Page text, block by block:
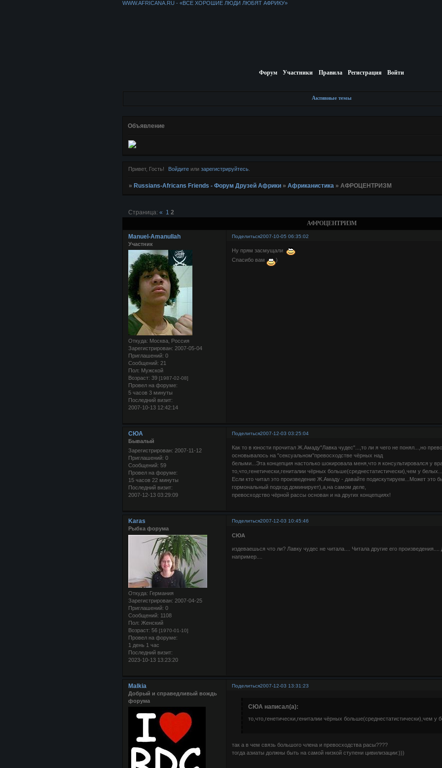
WWW.AFRICANA.RU - «ВСЕ ХОРОШИЕ ЛЮДИ ЛЮБЯТ АФРИКУ»
Форум Участники Правила Регистрация Войти
Активные темы
Объявление
Привет, Гость! Войдите или зарегистрируйтесь
» Russians-Africans Friends - Форум Друзей Африки » Африканистика » АФРОЦЕНТРИЗМ
АФРОЦЕНТРИЗМ
Страница: « 1 2
Поделиться2007-10-05 06:35:02
Manuel-Amanullah
Участник
Откуда: Москва, Россия
Зарегистрирован: 2007-05-04
Приглашений: 0
Сообщений: 21
Пол: Мужской
Возраст: 39 [1987-02-08]
Провел на форуме:
5 часов 3 минуты
Последний визит:
2007-10-13 12:42:14
Ну прям засмущали
Спасибо вам
)
Поделиться2007-12-03 03:25:04
СЮА
Бывалый
Зарегистрирован: 2007-11-12
Приглашений: 0
Сообщений: 59
Провел на форуме:
15 часов 22 минуты
Последний визит:
2007-12-13 03:29:09
Как то в юности прочитал Ж.Амаду"Лавка чудес"...,то ли я чего не понял...,но
основывалось на "сексуальном"превосходстве чёрных над
белыми...Эта концепция настолько шокировала меня,что я консультировался у
то,что,генетически,гениталии чёрных больше(среднестатистически),чем у белых...
Если кто читал это произведение Ж.Амаду - давайте подискутируем...Может это
гормональный подход доминирует),а,на самом деле,
превосходство чёрной рассы основан и на других концепциях!
Поделиться2007-12-03 10:45:46
Karas
Рыбка форума
Откуда: Германия
Зарегистрирован: 2007-04-25
Приглашений: 0
Сообщений: 1108
Пол: Женский
Возраст: 56 [1970-01-10]
Провел на форуме:
1 день 1 час
Последний визит:
2023-10-13 13:23:20
СЮА
издеваешься что ли? Лавку чудес не читала.... Читала другие его
например....
Поделиться2007-12-03 13:31:23
Malkia
Добрый и справедливый вождь
форума
СЮА написал(а):
то,что,генетически,гениталии чёрных больше(среднестатистически),чем у
так а в чем связь большого члена и превосходства расы????
тогда азиаты должны быть на самой низкой ступени цивилизации:)))